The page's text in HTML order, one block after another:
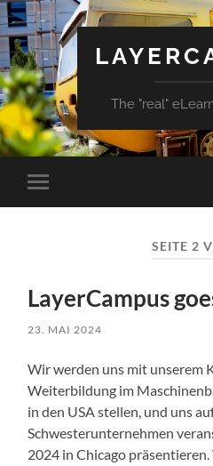
The "real"
Mobile-
Menü
SEITE 2
LayerCampus
23. MAI 2024
Wir werden uns mit unserem
Weiterbildung im
in den USA stellen, und uns
Schwesterunternehmen
2024 in Chicago